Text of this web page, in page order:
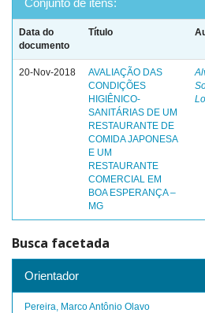
Conjunto de itens:
Data do
documento
Título
20-Nov-2018
AVALIAÇÃO DAS
CONDIÇÕES
HIGIÊNICO-
SANITÁRIAS DE UM
RESTAURANTE DE
COMIDA JAPONESA
E UM
RESTAURANTE
COMERCIAL EM
BOA ESPERANÇA –
MG
Busca facetada
Orientador
Pereira, Marco Antônio Olavo